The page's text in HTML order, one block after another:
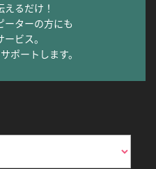
るだけ！
ーターの方にも
ビス。
ポートします。